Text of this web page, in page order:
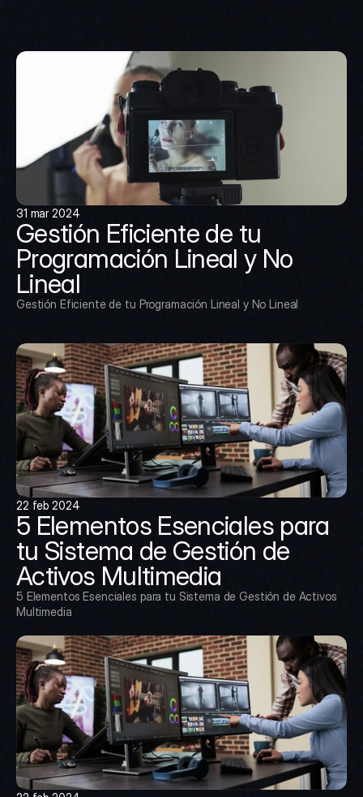
31 mar 2024
Gestión Eficiente de tu
Programación Lineal y No
Lineal
Gestión Eficiente de tu Programación Lineal y No Lineal
22 feb 2024
5 Elementos Esenciales para
tu Sistema de Gestión de
Activos Multimedia
5 Elementos Esenciales para tu Sistema de Gestión de Activos
Multimedia